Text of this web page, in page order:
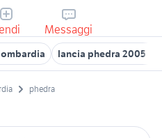
Messaggi
lancia phedra 2005
phedra